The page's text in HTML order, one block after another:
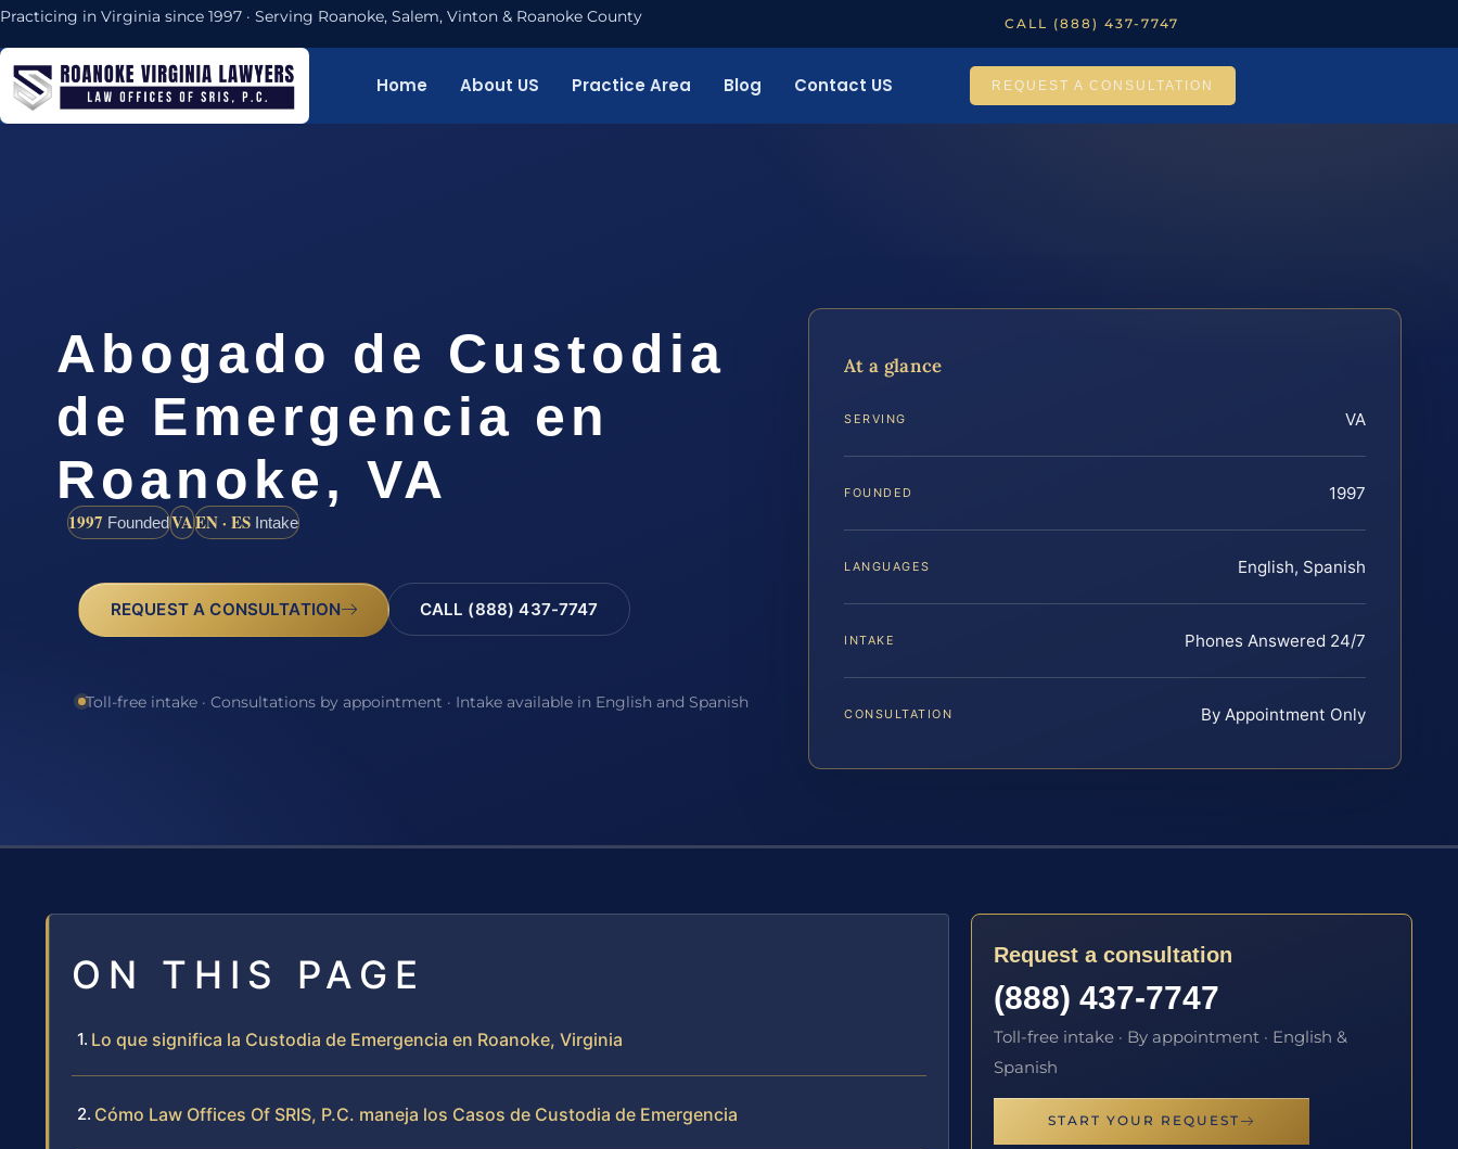
Practicing in Virginia since 1997 · Serving Roanoke, Salem, Vinton & Roanoke County CALL (888) 437-7747
Home About US Practice Area Blog Contact US REQUEST A CONSULTATION
Abogado de Custodia
de Emergencia en
Roanoke, VA
1997 FoundedVAEN · ES Intake
REQUEST A CONSULTATION CALL (888) 437-7747
Toll-free intake · Consultations by appointment · Intake available in English and Spanish
At a glance
SERVING VA
FOUNDED 1997
LANGUAGES English, Spanish
INTAKE Phones Answered 24/7
CONSULTATION By Appointment Only
ON THIS PAGE
Lo que significa la Custodia de Emergencia en Roanoke, Virginia
Cómo Law Offices Of SRIS, P.C. maneja los Casos de Custodia de Emergencia
Request a consultation
(888) 437-7747
Toll-free intake · By appointment · English &
Spanish
START YOUR REQUEST